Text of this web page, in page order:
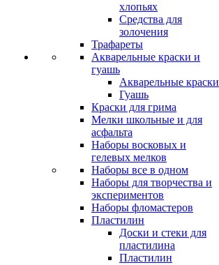
хлопьях
Средства для
золочения
Трафареты
Акварельные краски и
гуашь
Акварельные краски
Гуашь
Краски для грима
Мелки школьные и для
асфальта
Наборы восковых и
гелевых мелков
Наборы все в одном
Наборы для творчества и
экспериментов
Наборы фломастеров
Пластилин
Доски и стеки для
пластилина
Пластилин